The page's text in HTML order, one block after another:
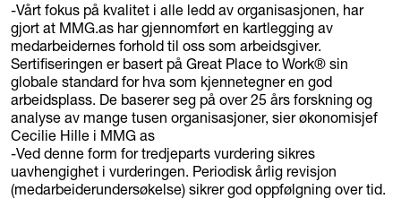
-Vårt fokus på kvalitet i alle ledd av organisasjonen, har
gjort at MMG.as har gjennomført en kartlegging av
medarbeidernes forhold til oss som arbeidsgiver.
Sertifiseringen er basert på Great Place to Work® sin
globale standard for hva som kjennetegner en god
arbeidsplass. De baserer seg på over 25 års forskning og
analyse av mange tusen organisasjoner, sier økonomisjef
Cecilie Hille i MMG as
-Ved denne form for tredjeparts vurdering sikres
uavhengighet i vurderingen. Periodisk årlig revisjon
(medarbeiderundersøkelse) sikrer god oppfølgning over tid.